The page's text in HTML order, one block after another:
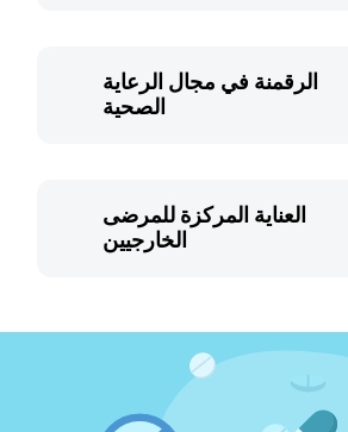
الرقمنة في مجال الرعاية
الصحية
العناية المركزة للمرضى
الخارجيين